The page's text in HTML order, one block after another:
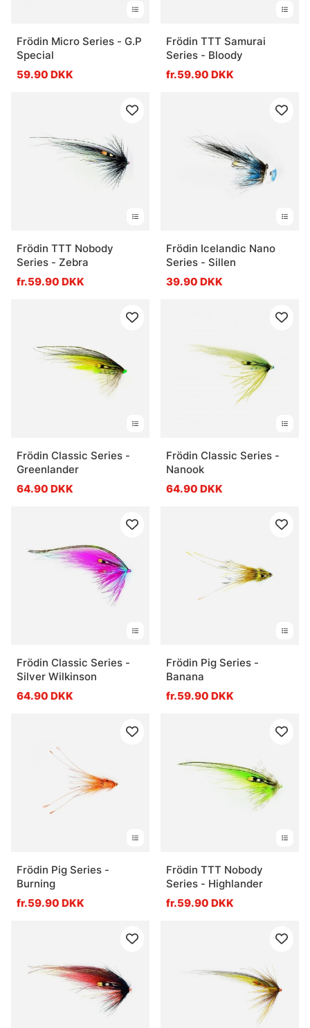
Frödin Micro Series - G.P
Special
59.90 DKK
Frödin TTT Samurai
Series - Bloody
fr.59.90 DKK
Frödin TTT Nobody
Series - Zebra
fr.59.90 DKK
Frödin Icelandic Nano
Series - Sillen
39.90 DKK
Frödin Classic Series -
Greenlander
64.90 DKK
Frödin Classic Series -
Nanook
64.90 DKK
Frödin Classic Series -
Silver Wilkinson
64.90 DKK
Frödin Pig Series -
Banana
fr.59.90 DKK
Frödin Pig Series -
Burning
fr.59.90 DKK
Frödin TTT Nobody
Series - Highlander
fr.59.90 DKK